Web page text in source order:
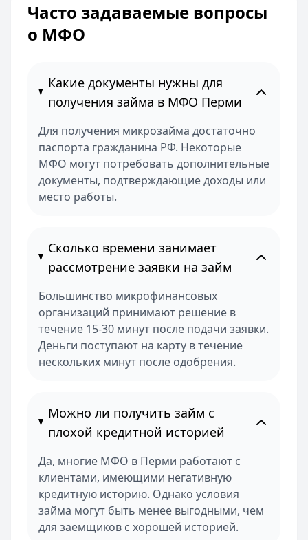
Часто задаваемые вопросы
о МФО
Какие документы нужны для
получения займа в МФО Перми
Для получения микрозайма достаточно
паспорта гражданина РФ. Некоторые
МФО могут потребовать дополнительные
документы, подтверждающие доходы или
место работы.
Сколько времени занимает
рассмотрение заявки на займ
Большинство микрофинансовых
организаций принимают решение в
течение 15-30 минут после подачи заявки.
Деньги поступают на карту в течение
нескольких минут после одобрения.
Можно ли получить займ с
плохой кредитной историей
Да, многие МФО в Перми работают с
клиентами, имеющими негативную
кредитную историю. Однако условия
займа могут быть менее выгодными, чем
для заемщиков с хорошей историей.